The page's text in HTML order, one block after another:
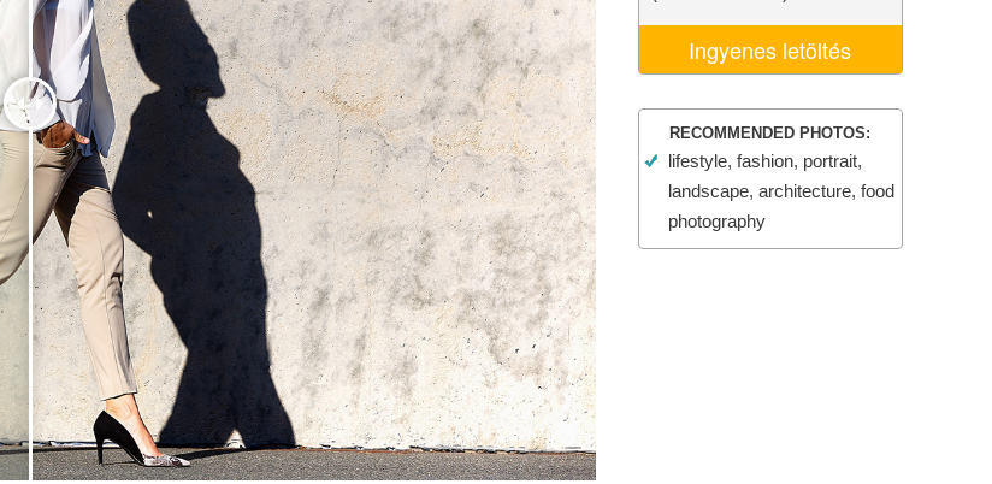
Ékszer -retusálási szolgáltatások AI Képzési Adatok Video Editing Services
Ingyenes letöltés
RECOMMENDED PHOTOS:
lifestyle, fashion, portrait,
landscape, architecture, food
photography